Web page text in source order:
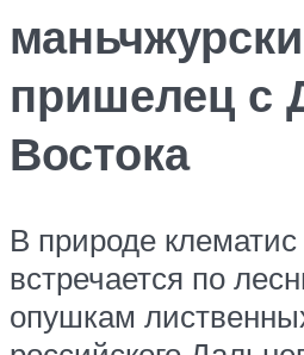
пришелец с
Востока
В природе
встречается по
опушкам